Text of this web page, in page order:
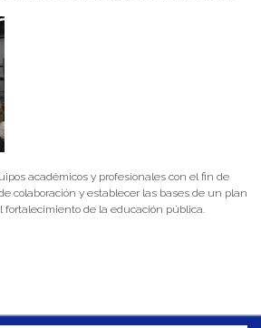
académicos y profesionales con el fin de
colaboración y establecer las bases de un plan
fortalecimiento de la educación pública.